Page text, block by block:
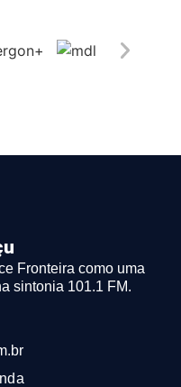
Fronteira como uma
sintonia 101.1 FM.